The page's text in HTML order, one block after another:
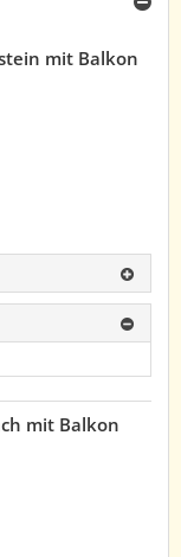
mit Balkon
mit Balkon